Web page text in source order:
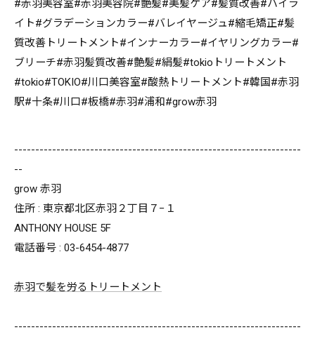
#赤羽美容室#赤羽美容院#艶髪#美髪ケア#髪質改善#ハイラ
イト#グラデーションカラー#バレイヤージュ#縮毛矯正#髪
質改善トリートメント#インナーカラー#イヤリングカラー#
ブリーチ#赤羽髪質改善#艶髪#絹髪#tokioトリートメント
#tokio#TOKIO#川口美容室#酸熱トリートメント#韓国#赤羽
駅#十条#川口#板橋#赤羽#浦和#grow赤羽
--------------------------------------------------------------------
--
grow 赤羽
住所 : 東京都北区赤羽２丁目７−１
ANTHONY HOUSE 5F
電話番号 : 03-6454-4877
赤羽で髪を労るトリートメント
--------------------------------------------------------------------